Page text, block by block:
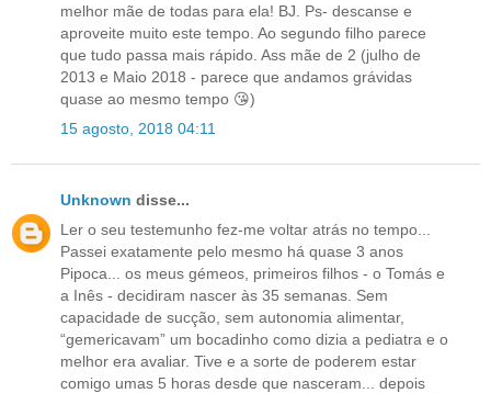
melhor mãe de todas para ela! BJ. Ps- descanse e
aproveite muito este tempo. Ao segundo filho parece
que tudo passa mais rápido. Ass mãe de 2 (julho de
2013 e Maio 2018 - parece que andamos grávidas
quase ao mesmo tempo 😘)
15 agosto, 2018 04:11
Unknown disse...
Ler o seu testemunho fez-me voltar atrás no tempo...
Passei exatamente pelo mesmo há quase 3 anos
Pipoca... os meus gémeos, primeiros filhos - o Tomás e
a Inês - decidiram nascer às 35 semanas. Sem
capacidade de sucção, sem autonomia alimentar,
“gemericavam” um bocadinho como dizia a pediatra e o
melhor era avaliar. Tive e a sorte de poderem estar
comigo umas 5 horas desde que nasceram... depois